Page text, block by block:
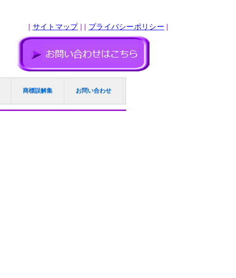
| サイトマップ| | プライバシーポリシー |
商標誤解集 お問い合わせ